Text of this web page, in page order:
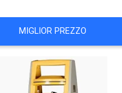
MIGLIOR PREZZO